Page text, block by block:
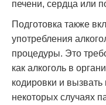
печени, сердца или
Подготовка также
употребления
процедуры. Это
как алкоголь в
кодировки и
некоторых случаях